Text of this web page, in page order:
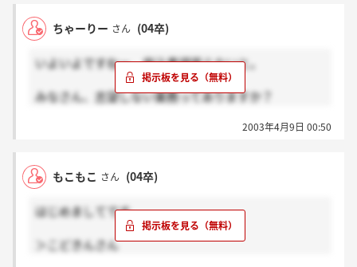
ちゃーりー さん (04卒)
いよいよですねー。申込書頑張らないと。
みなさん、志望しない業務ってありますか？
2003年4月9日 00:50
もこもこ さん (04卒)
はじめましてです。
＞こどきんさん